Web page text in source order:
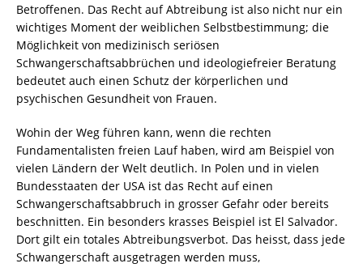
Betroffenen. Das Recht auf Abtreibung ist also nicht nur ein
wichtiges Moment der weiblichen Selbstbestimmung; die
Möglichkeit von medizinisch seriösen
Schwangerschaftsabbrüchen und ideologiefreier Beratung
bedeutet auch einen Schutz der körperlichen und
psychischen Gesundheit von Frauen.
Wohin der Weg führen kann, wenn die rechten
Fundamentalisten freien Lauf haben, wird am Beispiel von
vielen Ländern der Welt deutlich. In Polen und in vielen
Bundesstaaten der USA ist das Recht auf einen
Schwangerschaftsabbruch in grosser Gefahr oder bereits
beschnitten. Ein besonders krasses Beispiel ist El Salvador.
Dort gilt ein totales Abtreibungsverbot. Das heisst, dass jede
Schwangerschaft ausgetragen werden muss,